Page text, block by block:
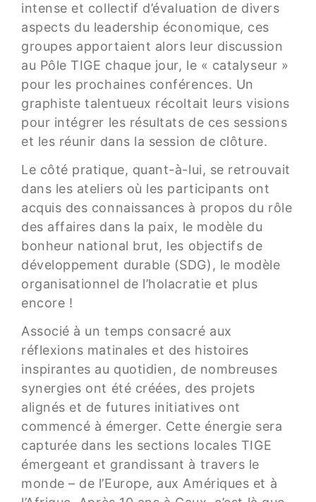
intense et collectif d’évaluation de divers
aspects du leadership économique, ces
groupes apportaient alors leur discussion
au Pôle TIGE chaque jour, le « catalyseur »
pour les prochaines conférences. Un
graphiste talentueux récoltait leurs visions
pour intégrer les résultats de ces sessions
et les réunir dans la session de clôture.
Le côté pratique, quant-à-lui, se retrouvait
dans les ateliers où les participants ont
acquis des connaissances à propos du rôle
des affaires dans la paix, le modèle du
bonheur national brut, les objectifs de
développement durable (SDG), le modèle
organisationnel de l’holacratie et plus
encore !
Associé à un temps consacré aux
réflexions matinales et des histoires
inspirantes au quotidien, de nombreuses
synergies ont été créées, des projets
alignés et de futures initiatives ont
commencé à émerger. Cette énergie sera
capturée dans les sections locales TIGE
émergeant et grandissant à travers le
monde – de l’Europe, aux Amériques et à